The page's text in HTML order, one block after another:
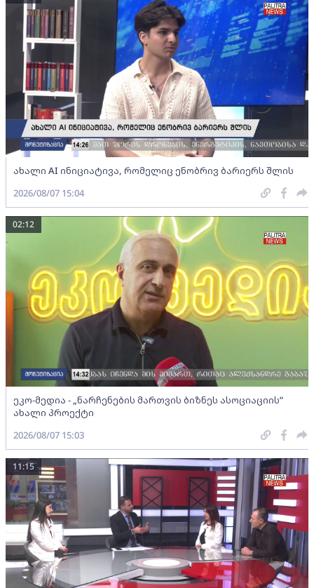
ახალი AI ინიციატივა, რომელიც ენობრივ ბარიერს შლის
2026/08/07 15:04
ეკო-მედია - „ნარჩენების მართვის ბიზნეს ასოციაციის”
ახალი პროექტი
02:12
2026/08/07 15:03
11:15